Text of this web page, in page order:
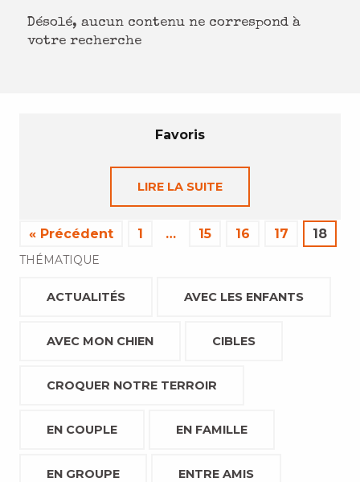
Désolé, aucun contenu ne correspond à
votre recherche
Favoris
LIRE LA SUITE
« Précédent 1 … 15 16 17 18
THÉMATIQUE
ACTUALITÉS AVEC LES ENFANTS
AVEC MON CHIEN CIBLES
CROQUER NOTRE TERROIR
EN COUPLE EN FAMILLE
EN GROUPE ENTRE AMIS